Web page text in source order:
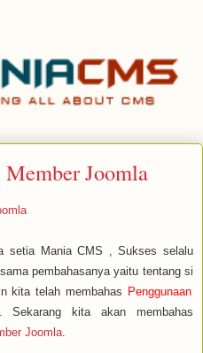
Joomla
setia Mania CMS , Sukses selalu
pembahasanya yaitu tentang si
kita telah membahas Penggunaan
Sekarang kita akan membahas
Joomla.